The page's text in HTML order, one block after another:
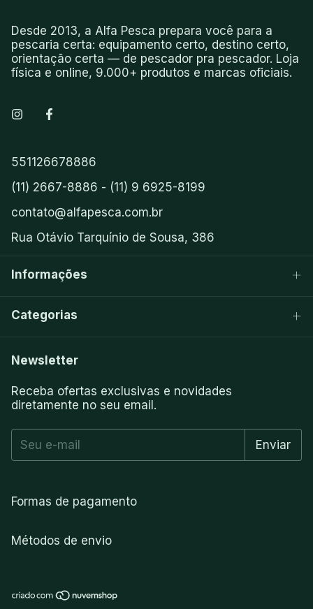
Desde 2013, a Alfa Pesca prepara você para a
pescaria certa: equipamento certo, destino certo,
orientação certa — de pescador pra pescador. Loja
física e online, 9.000+ produtos e marcas oficiais.
551126678886
(11) 2667-8886 - (11) 9 6925-8199
contato@alfapesca.com.br
Rua Otávio Tarquínio de Sousa, 386
Informações
Categorias
Newsletter
Receba ofertas exclusivas e novidades
diretamente no seu email.
Formas de pagamento
Métodos de envio